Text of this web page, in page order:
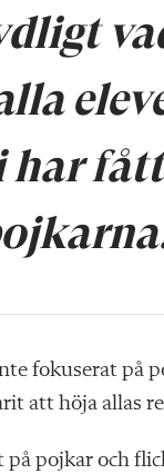
fokuserat på
att höja allas
pojkar och